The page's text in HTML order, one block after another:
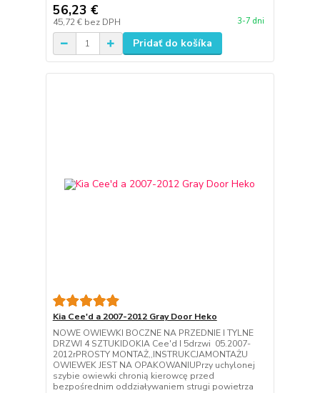
56,23 €
45,72 € bez DPH 3-7 dni
Pridať do košíka
Kia Cee'd a 2007-2012 Gray Door Heko
NOWE OWIEWKI BOCZNE NA PRZEDNIE I TYLNE
DRZWI 4 SZTUKIDOKIA Cee'd I 5drzwi 05.2007-
2012rPROSTY MONTAŻ,,INSTRUKCJAMONTAŻU
OWIEWEK JEST NA OPAKOWANIUPrzy uchylonej
szybie owiewki chronią kierowcę przed
bezpośrednim oddziaływaniem strugi powietrza